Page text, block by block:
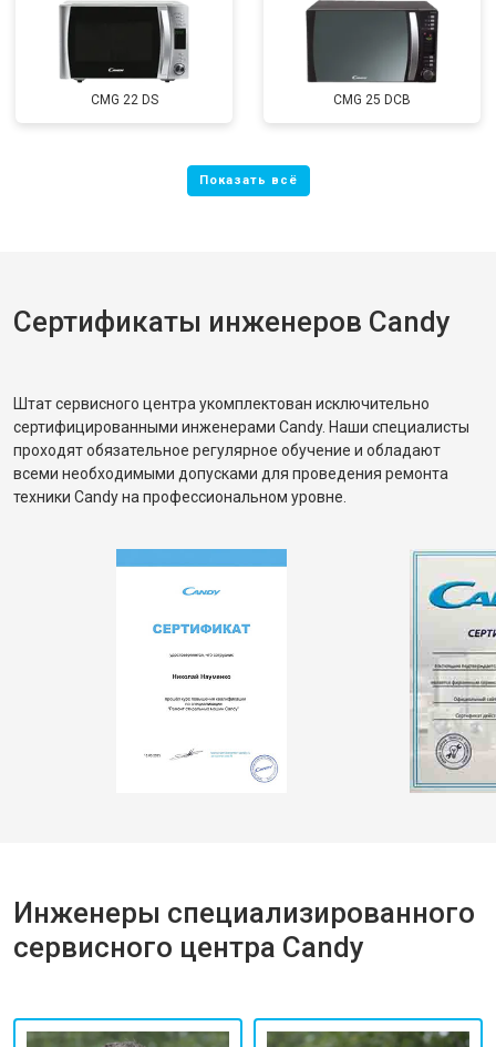
CMG 22 DS CMG 25 DCB
Сертификаты инженеров Candy
Штат сервисного центра укомплектован исключительно
сертифицированными инженерами Candy. Наши специалисты
проходят обязательное регулярное обучение и обладают
всеми необходимыми допусками для проведения ремонта
техники Candy на профессиональном уровне.
Инженеры специализированного
сервисного центра Candy